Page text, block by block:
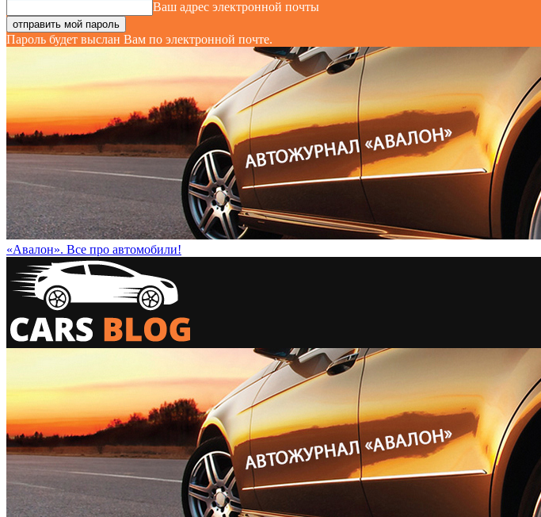
Ваш адрес электронной почты
Пароль будет выслан Вам по электронной почте.
«Авалон». Все про автомобили!